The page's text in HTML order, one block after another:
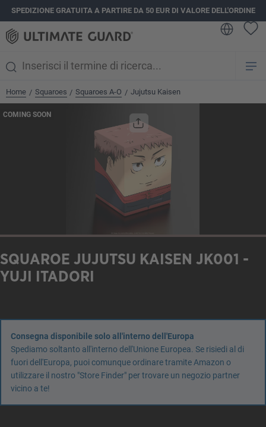
principale
SPEDIZIONE GRATUITA A PARTIRE DA 50 EUR DI VALORE DELL'ORDINE
Home / Squaroes / Squaroes A-O / Jujutsu Kaisen
COMING SOON
SQUAROE JUJUTSU KAISEN JK001 -
YUJI ITADORI
Consegna disponibile solo all'interno dell'Europa
Spediamo soltanto all'interno dell'Unione Europea. Se risiedi al di
fuori dell'Europa, puoi comunque ordinare tramite Amazon o
utilizzare il nostro "Store Finder" per trovare un negozio partner
vicino a te!